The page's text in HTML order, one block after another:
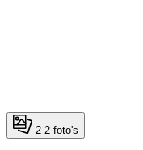
2 2 foto's